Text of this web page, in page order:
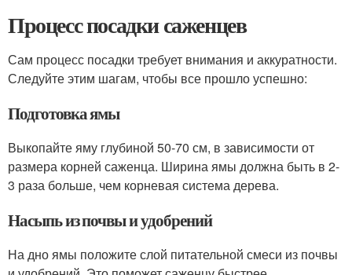
Процесс посадки саженцев
Сам процесс посадки требует внимания и аккуратности.
Следуйте этим шагам, чтобы все прошло успешно:
Подготовка ямы
Выкопайте яму глубиной 50-70 см, в зависимости от
размера корней саженца. Ширина ямы должна быть в 2-
3 раза больше, чем корневая система дерева.
Насыпь из почвы и удобрений
На дно ямы положите слой питательной смеси из почвы